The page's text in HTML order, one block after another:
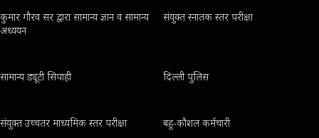
कुमार गौरव सर द्वारा सामान्य ज्ञान व सामान्य
अध्ययन
संयुक्त स्नातक स्तर परीक्षा
सामान्य ड्यूटी सिपाही दिल्ली पुलिस
संयुक्त उच्चतर माध्यमिक स्तर परीक्षा बहु-कौशल कर्मचारी